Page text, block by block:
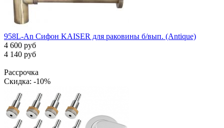
958L-An Сифон KAISER для раковины б/вып. (Antique)
4 600 руб
4 140 руб
Рассрочка
Скидка: -10%